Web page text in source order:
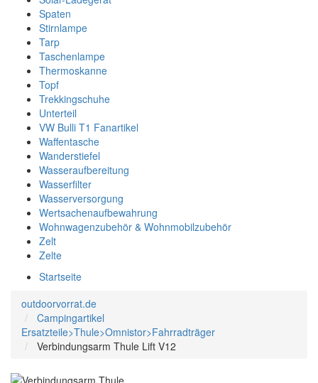
Spaten
Stirnlampe
Tarp
Taschenlampe
Thermoskanne
Topf
Trekkingschuhe
Unterteil
VW Bulli T1 Fanartikel
Waffentasche
Wanderstiefel
Wasseraufbereitung
Wasserfilter
Wasserversorgung
Wertsachenaufbewahrung
Wohnwagenzubehör & Wohnmobilzubehör
Zelt
Zelte
Startseite
outdoorvorrat.de
Campingartikel
Ersatzteile>Thule>Omnistor>Fahrradträger
Verbindungsarm Thule Lift V12